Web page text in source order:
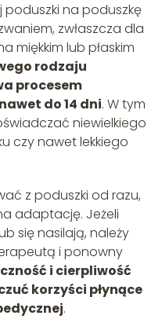
poduszki na poduszkę
zwłaszcza dla
miękkim lub płaskim
rodzaju
procesem
do 14 dni. W tym
niewielkiego
czy nawet lekkiego
z poduszki od razu,
adaptację. Jeżeli
się nasilają, należy
i ponowny
i cierpliwość
korzyści płynące
.